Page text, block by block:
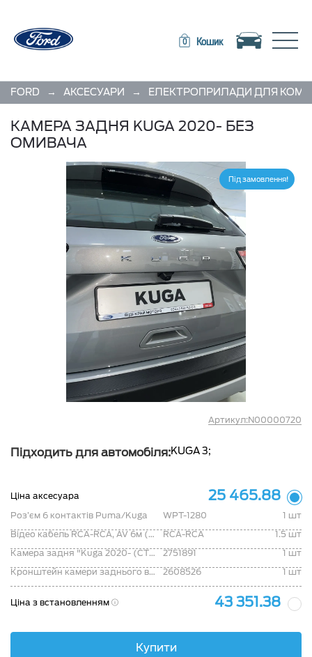
0 Кошик Toggle navigation
FORD → АКСЕСУАРИ → ЕЛЕКТРОПРИЛАДИ ДЛЯ
КАМЕРА ЗАДНЯ KUGA 2020- БЕЗ
ОМИВАЧА
Під замовлення
Артикул:N00000720
Підходить для автомобіля:KUGA 3;
Ціна аксесуара 25 465.88
Роз’єм 6 контактів Puma/Kuga WPT-1280
1 шт
Відео кабель RCA-RCA, AV 6м (папа-папа)
RCA-RCA
1.5 шт
Камера задня "Kuga 2020- (CTD)"
2751891
1 шт
Кронштейн камери заднього виду "Kuga 2020- (CTD)"
2608526 1 шт
Ціна з встановленням 43 351.38
Купити